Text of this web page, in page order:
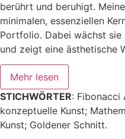
berührt und beruhigt.
minimalen, essenziellen
Portfolio. Dabei wächst
und zeigt eine ästhetische
Mehr lesen
STICHWÖRTER: Fibonacci
konzeptuelle Kunst;
Kunst; Goldener Schnitt.